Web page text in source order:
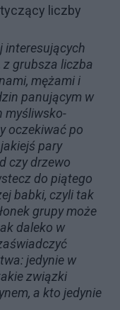
liczby
interesujących
z grubsza liczba
mężami i
panującym w
myśliwsko-
oczekiwać po
pary
czy drzewo
do piątego
babki, czyli tak
grupy może
daleko w
jedynie w
związki
a kto jedynie